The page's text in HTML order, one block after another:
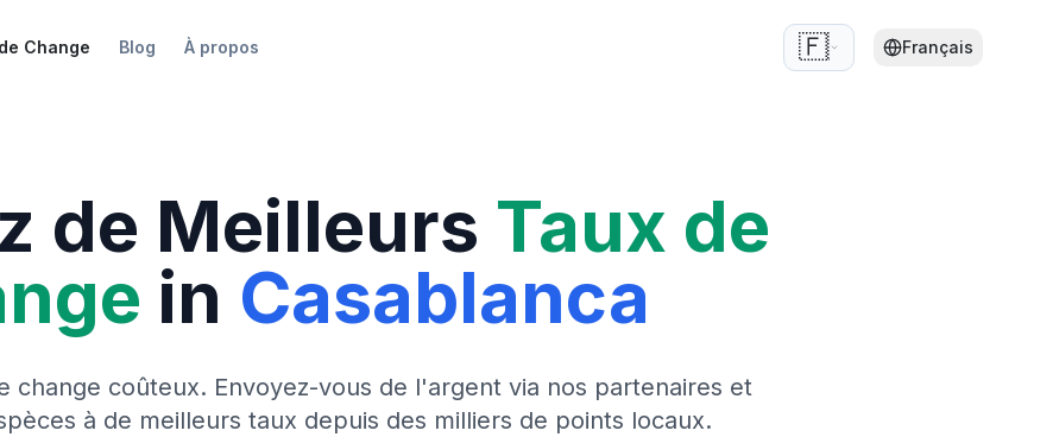
Change Blog À propos 🇫🇷 Français
de Meilleurs Taux de
in Casablanca
change coûteux. Envoyez-vous de l'argent via nos partenaires et
à de meilleurs taux depuis des milliers de points locaux.